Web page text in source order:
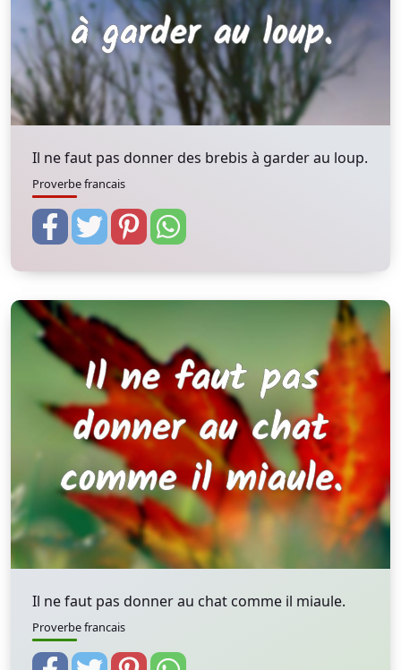
Il ne faut pas donner des brebis à garder au loup.
Proverbe francais
Il ne faut pas donner au chat comme il miaule.
Proverbe francais